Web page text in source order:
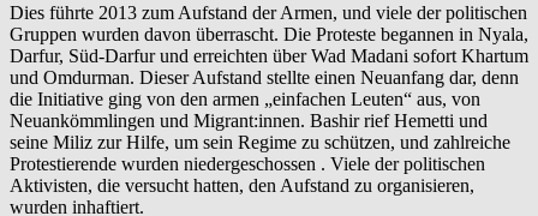
Dies führte 2013 zum Aufstand der Armen, und viele der politischen
Gruppen wurden davon überrascht. Die Proteste begannen in Nyala,
Darfur, Süd-Darfur und erreichten über Wad Madani sofort Khartum
und Omdurman. Dieser Aufstand stellte einen Neuanfang dar, denn
die Initiative ging von den armen „einfachen Leuten“ aus, von
Neuankömmlingen und Migrant:innen. Bashir rief Hemetti und
seine Miliz zur Hilfe, um sein Regime zu schützen, und zahlreiche
Protestierende wurden niedergeschossen . Viele der politischen
Aktivisten, die versucht hatten, den Aufstand zu organisieren,
wurden inhaftiert.